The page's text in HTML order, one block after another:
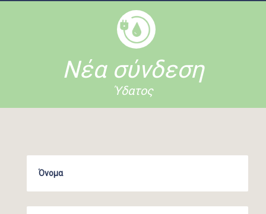
Νέα σύνδεση
Ύδατος